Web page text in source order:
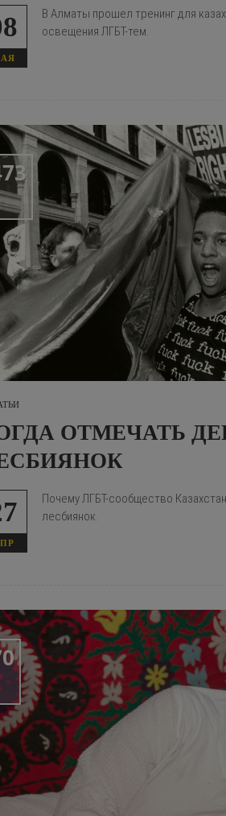
В Алматы прошел тренинг для
освещения ЛГБТ-тем.
ОТМЕЧАТЬ
Почему ЛГБТ-сообщество
лесбиянок.